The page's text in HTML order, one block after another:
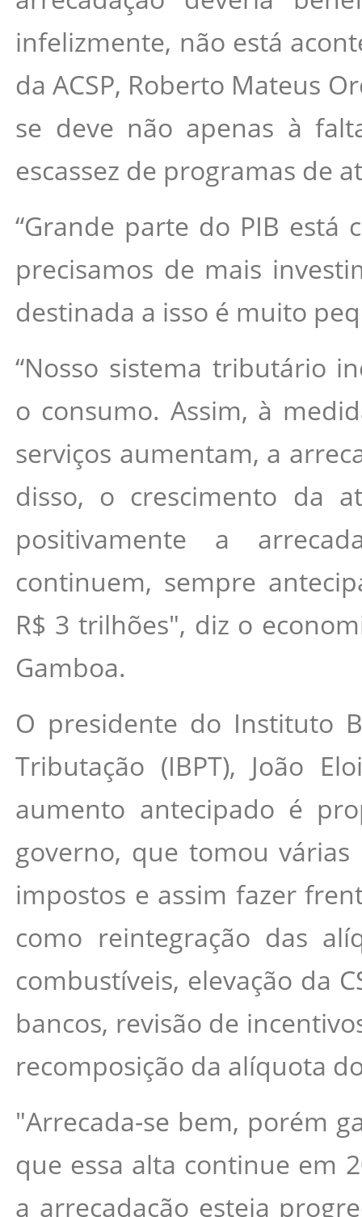
infelizmente, não está
da ACSP, Roberto Mateus
se deve não apenas à
escassez de programas de
“Grande parte do PIB está
precisamos de mais
destinada a isso é muito
“Nosso sistema tributário
o consumo. Assim, à
serviços aumentam, a
disso, o crescimento da
positivamente a
continuem, sempre
R$ 3 trilhões", diz o
Gamboa.
O presidente do Instituto
Tributação (IBPT), João
aumento antecipado é
governo, que tomou
impostos e assim fazer
como reintegração das
combustíveis, elevação da
bancos, revisão de
recomposição da alíquota
"Arrecada-se bem, porém
que essa alta continue em
a arrecadação esteja